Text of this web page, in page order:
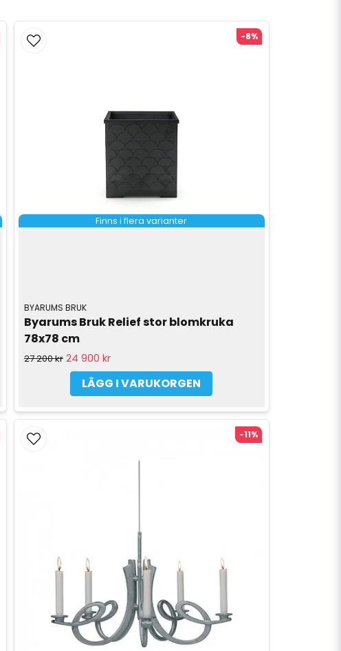
Finns i flera varianter
BYARUMS BRUK
Byarums Bruk Relief stor blomkruka
78x78 cm
27 200 kr 24 900 kr
LÄGG I VARUKORGEN
-8%
-11%